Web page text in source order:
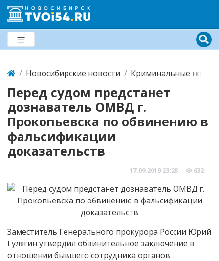
Новосибирские новости Криминальные
Перед судом предстанет
дознаватель ОМВД г.
Прокопьевска по обвинению в
фальсификации
доказательств
17.09.2019 23:28 632
Заместитель Генерального прокурора России Юрий
Гулягин утвердил обвинительное заключение в
отношении бывшего сотрудника органов